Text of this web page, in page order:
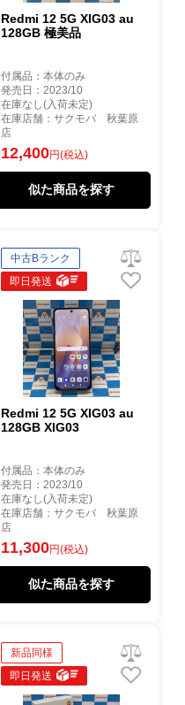
Redmi 12 5G XIG03 au
128GB 極美品
付属品：本体のみ
発売日：2023/10
在庫なし(入荷未定)
在庫店舗：サクモバ 秋葉原
店
12,400円(税込)
似た商品を探す
中古Bランク
即日発送
Redmi 12 5G XIG03 au
128GB XIG03
付属品：本体のみ
発売日：2023/10
在庫なし(入荷未定)
在庫店舗：サクモバ 秋葉原
店
11,300円(税込)
似た商品を探す
新品同様
即日発送